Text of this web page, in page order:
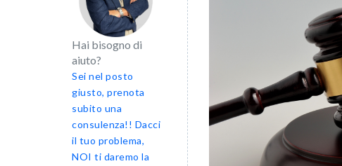
Hai bisogno di
aiuto?
Sei nel posto
giusto, prenota
subito una
consulenza!! Dacci
il tuo problema,
NOI ti daremo la